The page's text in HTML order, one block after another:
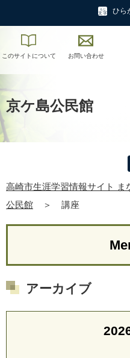
ひら
このサイトについて お問い合わせ
京ケ島公民館
高崎市生涯学習情報サイト ま
公民館
＞ 講座
アーカイブ